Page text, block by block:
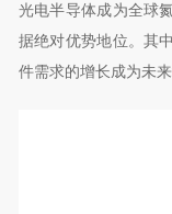
光电半导体成为全球
据绝对优势地位。其
件需求的增长成为未